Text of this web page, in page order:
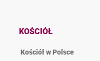
KOŚCIÓŁ
Kościół w Polsce